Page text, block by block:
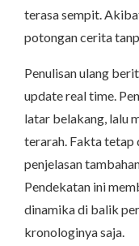
terasa sempit.
potongan cerita
Penulisan ulang
update real time.
latar belakang, lalu
terarah. Fakta tetap
penjelasan
Pendekatan ini
dinamika di balik
kronologinya saja.